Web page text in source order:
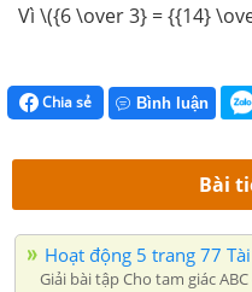
Vì \({6 \over 3} = {{14}
Chia sẻ Bình luận
Bài
Hoạt động 5 trang 77
Giải bài tập Cho tam giác